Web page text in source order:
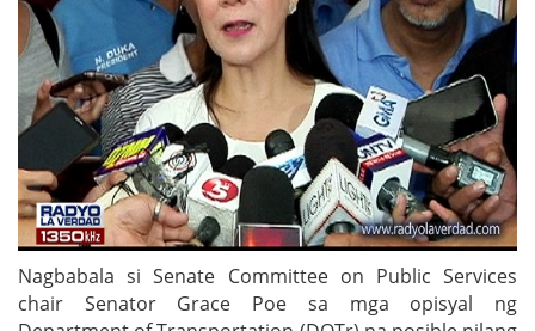
Nagbabala si Senate Committee on Public Services
chair Senator Grace Poe sa mga opisyal ng